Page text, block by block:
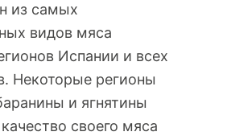
из самых
видов мяса
Испании и всех
Некоторые регионы
и ягнятины
своего мяса